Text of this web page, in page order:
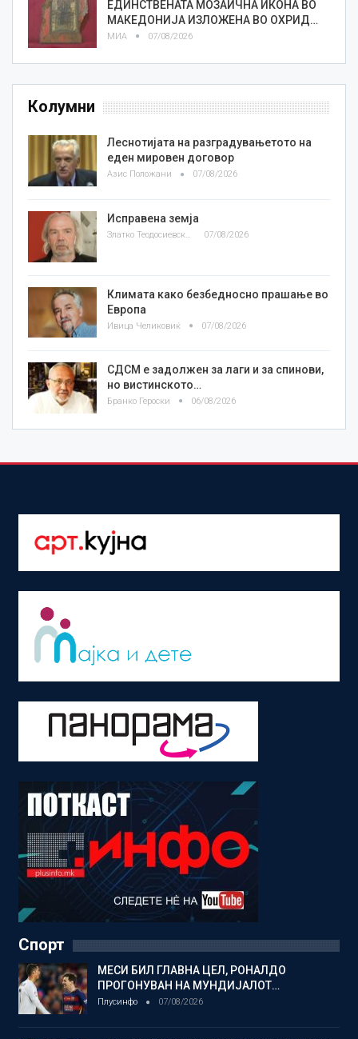
ЕДИНСТВЕНАТА МОЗАИЧНА ИКОНА ВО
МАКЕДОНИЈА ИЗЛОЖЕНА ВО ОХРИД…
МИА 07/08/2026
Колумни
Леснотијата на разградувањетото на
еден мировен договор
Азис Положани 07/08/2026
Исправена земја
Златко Теодосиевски 07/08/2026
Климата како безбедносно прашање во
Европа
Ивица Челиковиќ 07/08/2026
СДСМ е задолжен за лаги и за спинови,
но вистинското…
Бранко Героски 06/08/2026
Спорт
МЕСИ БИЛ ГЛАВНА ЦЕЛ, РОНАЛДО
ПРОГОНУВАН НА МУНДИЈАЛОТ…
Плусинфо 07/08/2026